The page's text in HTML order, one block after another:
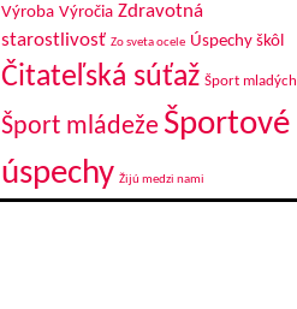
Výroba Výročia Zdravotná
starostlivosť Zo sveta ocele Úspechy škôl
Čitateľská súťaž Šport mladých
Šport mládeže Športové
úspechy Žijú medzi nami